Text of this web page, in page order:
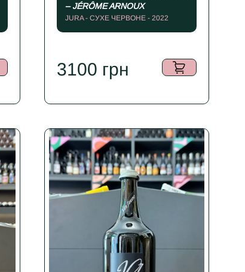
– JÉRÔME ARNOUX
JURA - СУХЕ ЧЕРВОНЕ - 2022
3100 грн